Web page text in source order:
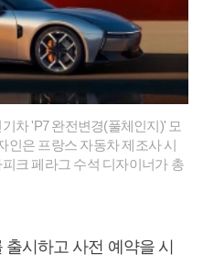
차 'P7 완전변경(풀체인지)' 모
인은 프랑스 자동차 제조사 시
크 페라그 수석 디자이너가 총
시하고 사전 예약을 시